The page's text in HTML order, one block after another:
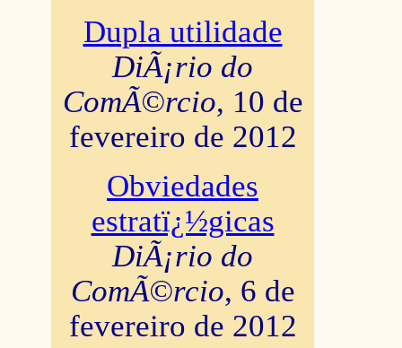
Dupla utilidade
DiÃ¡rio do
ComÃ©rcio, 10 de
fevereiro de 2012
Obviedades
estratï¿½gicas
DiÃ¡rio do
ComÃ©rcio, 6 de
fevereiro de 2012